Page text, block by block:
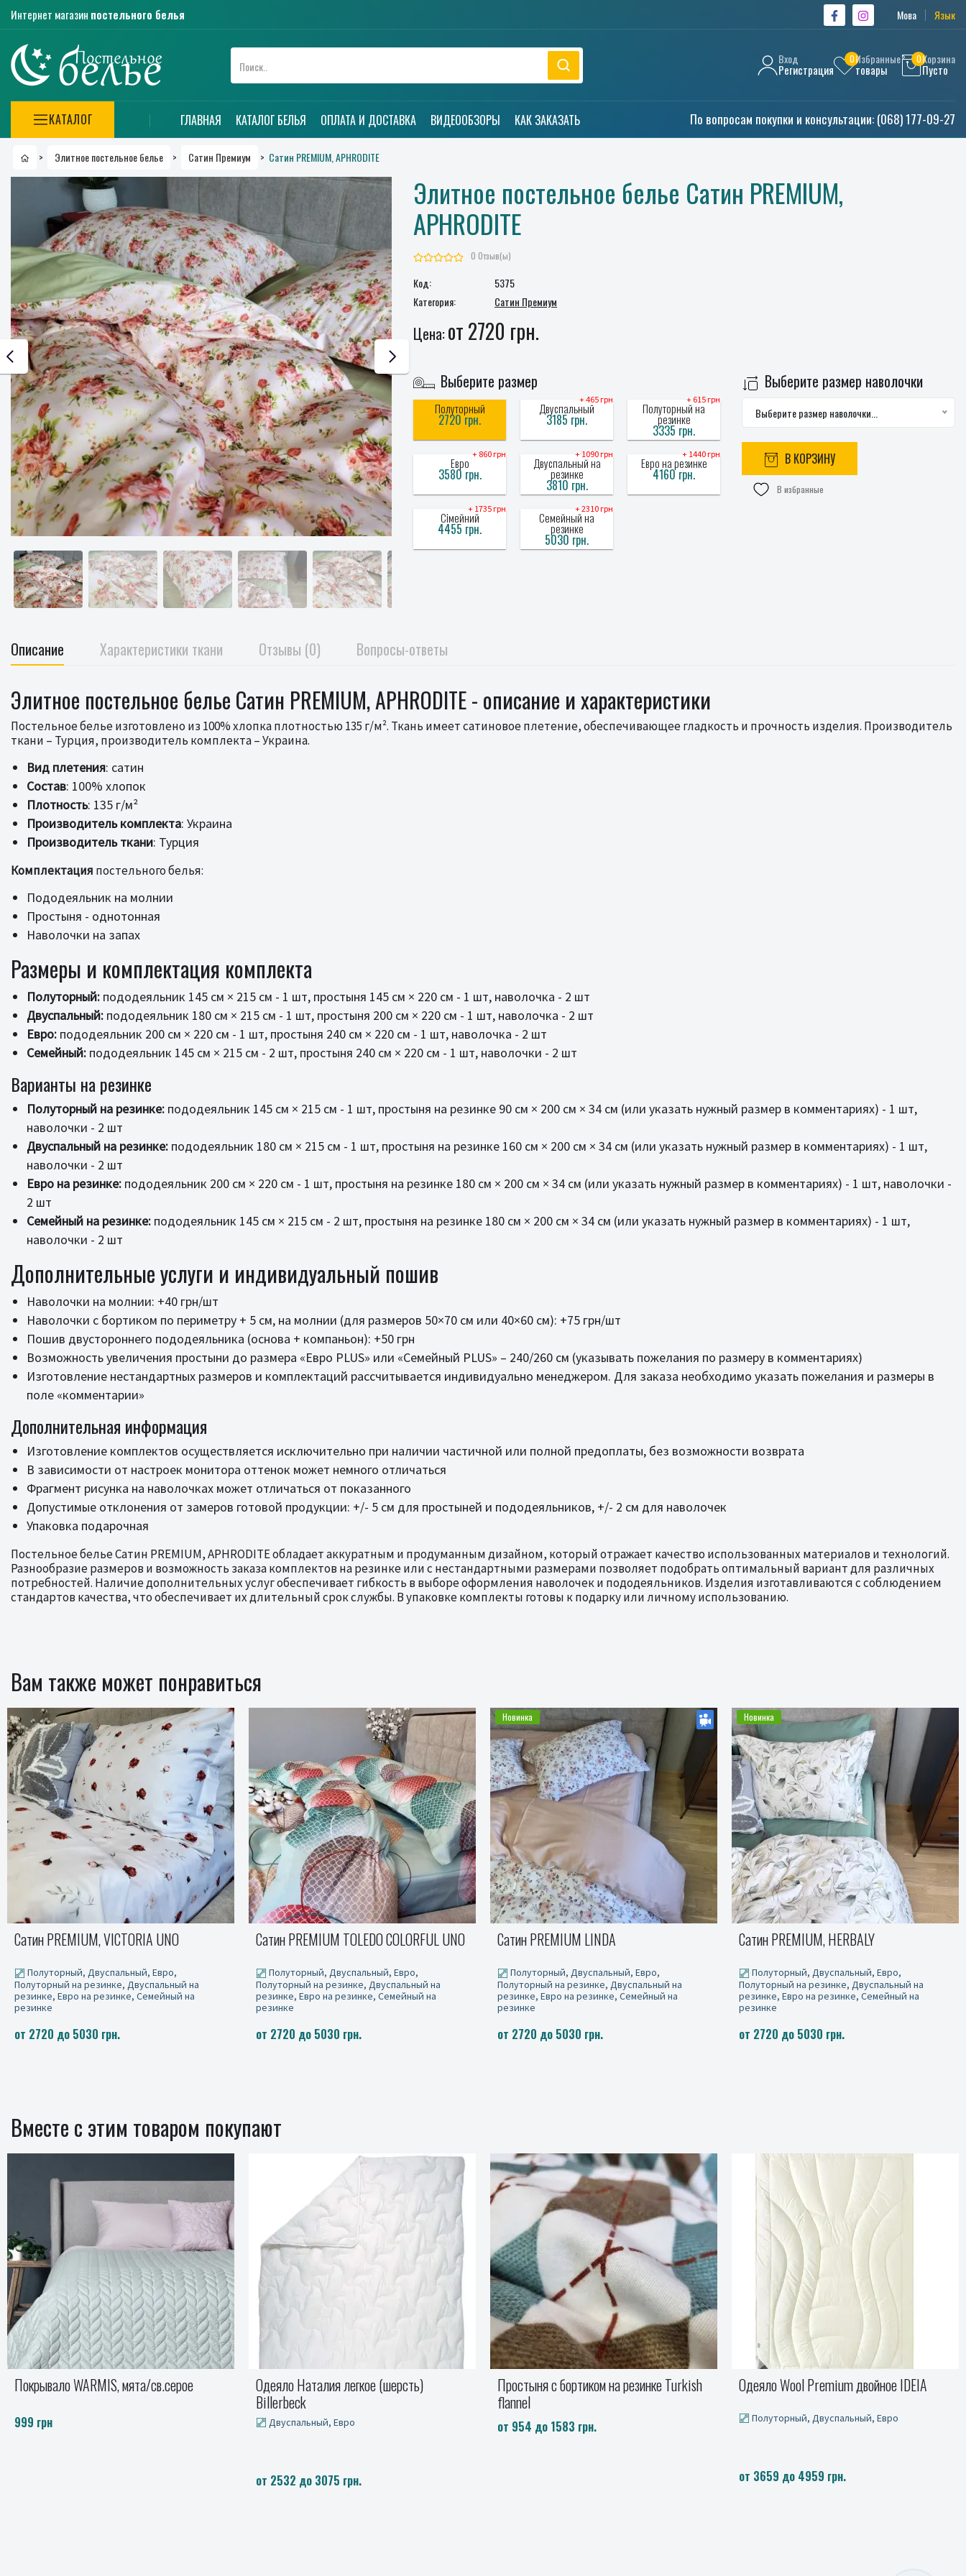
Интернет магазин постельного белья Мова Язык
Вход
Регистрация
0Избранные
товары
0Корзина
Пусто
КАТАЛОГ ГЛАВНАЯ КАТАЛОГ БЕЛЬЯ ОПЛАТА И ДОСТАВКА ВИДЕООБЗОРЫ КАК ЗАКАЗАТЬ По вопросам покупки и консультации: (068) 177-09-27
> Элитное постельное белье > Сатин Премиум > Сатин PREMIUM, APHRODITE
Элитное постельное белье Сатин PREMIUM,
APHRODITE
0 Отзыв(ы)
Код:
5375
Категория:
Сатин Премиум
Цена:от 2720 грн.
Выберите размер
Полуторный
2720 грн.
+ 465 грн
Двуспальный
3185 грн.
+ 615 грн
Полуторный на
резинке
3335 грн.
+ 860 грн
Евро
3580 грн.
+ 1090 грн
Двуспальный на
резинке
3810 грн.
+ 1440 грн
Евро на резинке
4160 грн.
+ 1735 грн
Сімейний
4455 грн.
+ 2310 грн
Семейный на
резинке
5030 грн.
Выберите размер наволочки
Выберите размер наволочки...
В КОРЗИНУ
В избранные
Описание Характеристики ткани Отзывы (0) Вопросы-ответы
Элитное постельное белье Сатин PREMIUM, APHRODITE - описание и характеристики
Постельное белье изготовлено из 100% хлопка плотностью 135 г/м². Ткань имеет сатиновое плетение, обеспечивающее гладкость и прочность изделия. Производитель
ткани – Турция, производитель комплекта – Украина.
Вид плетения: сатин
Состав: 100% хлопок
Плотность: 135 г/м²
Производитель комплекта: Украина
Производитель ткани: Турция
Комплектация постельного белья:
Пододеяльник на молнии
Простыня - однотонная
Наволочки на запах
Размеры и комплектация комплекта
Полуторный: пододеяльник 145 см × 215 см - 1 шт, простыня 145 см × 220 см - 1 шт, наволочка - 2 шт
Двуспальный: пододеяльник 180 см × 215 см - 1 шт, простыня 200 см × 220 см - 1 шт, наволочка - 2 шт
Евро: пододеяльник 200 см × 220 см - 1 шт, простыня 240 см × 220 см - 1 шт, наволочка - 2 шт
Семейный: пододеяльник 145 см × 215 см - 2 шт, простыня 240 см × 220 см - 1 шт, наволочки - 2 шт
Варианты на резинке
Полуторный на резинке: пододеяльник 145 см × 215 см - 1 шт, простыня на резинке 90 см × 200 см × 34 см (или указать нужный размер в комментариях) - 1 шт,
наволочки - 2 шт
Двуспальный на резинке: пододеяльник 180 см × 215 см - 1 шт, простыня на резинке 160 см × 200 см × 34 см (или указать нужный размер в комментариях) - 1 шт,
наволочки - 2 шт
Евро на резинке: пододеяльник 200 см × 220 см - 1 шт, простыня на резинке 180 см × 200 см × 34 см (или указать нужный размер в комментариях) - 1 шт, наволочки -
2 шт
Семейный на резинке: пододеяльник 145 см × 215 см - 2 шт, простыня на резинке 180 см × 200 см × 34 см (или указать нужный размер в комментариях) - 1 шт,
наволочки - 2 шт
Дополнительные услуги и индивидуальный пошив
Наволочки на молнии: +40 грн/шт
Наволочки с бортиком по периметру + 5 см, на молнии (для размеров 50×70 см или 40×60 см): +75 грн/шт
Пошив двустороннего пододеяльника (основа + компаньон): +50 грн
Возможность увеличения простыни до размера «Евро PLUS» или «Семейный PLUS» – 240/260 см (указывать пожелания по размеру в комментариях)
Изготовление нестандартных размеров и комплектаций рассчитывается индивидуально менеджером. Для заказа необходимо указать пожелания и размеры в
поле «комментарии»
Дополнительная информация
Изготовление комплектов осуществляется исключительно при наличии частичной или полной предоплаты, без возможности возврата
В зависимости от настроек монитора оттенок может немного отличаться
Фрагмент рисунка на наволочках может отличаться от показанного
Допустимые отклонения от замеров готовой продукции: +/- 5 см для простыней и пододеяльников, +/- 2 см для наволочек
Упаковка подарочная
Постельное белье Сатин PREMIUM, APHRODITE обладает аккуратным и продуманным дизайном, который отражает качество использованных материалов и технологий.
Разнообразие размеров и возможность заказа комплектов на резинке или с нестандартными размерами позволяет подобрать оптимальный вариант для различных
потребностей. Наличие дополнительных услуг обеспечивает гибкость в выборе оформления наволочек и пододеяльников. Изделия изготавливаются с соблюдением
стандартов качества, что обеспечивает их длительный срок службы. В упаковке комплекты готовы к подарку или личному использованию.
Вам также может понравиться
Сатин PREMIUM TOLEDO COLORFUL UNO
Полуторный, Двуспальный, Евро,
Полуторный на резинке, Двуспальный на
резинке, Евро на резинке, Семейный на
резинке
от 2720 до 5030 грн.
Сатин PREMIUM LINDA
Полуторный, Двуспальный, Евро,
Полуторный на резинке, Двуспальный на
резинке, Евро на резинке, Семейный на
резинке
от 2720 до 5030 грн.
Новинка
Сатин PREMIUM, HERBALY
Полуторный, Двуспальный, Евро,
Полуторный на резинке, Двуспальный на
резинке, Евро на резинке, Семейный на
резинке
от 2720 до 5030 грн.
Сатин JACQUARD WAVE POWDER
Полуторный, Двуспальный, Евро,
Полуторный на резинке, Двуспальный на
резинке, Евро на резинке, Семейный на
резинке
от 2720 до 5030 грн.
Вместе с этим товаром покупают
Одеяло Наталия легкое (шерсть)
Двуспальный, Евро
Простыня с бортиком на резинке Turkish
flannel
от 954 до 1583 грн.
Одеяло Wool Premium двойное IDEIA
Полотенца махровые VIP COTTON FILIZ-
Набор (баня и лицо)
660 грн